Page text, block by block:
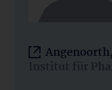
Institut für